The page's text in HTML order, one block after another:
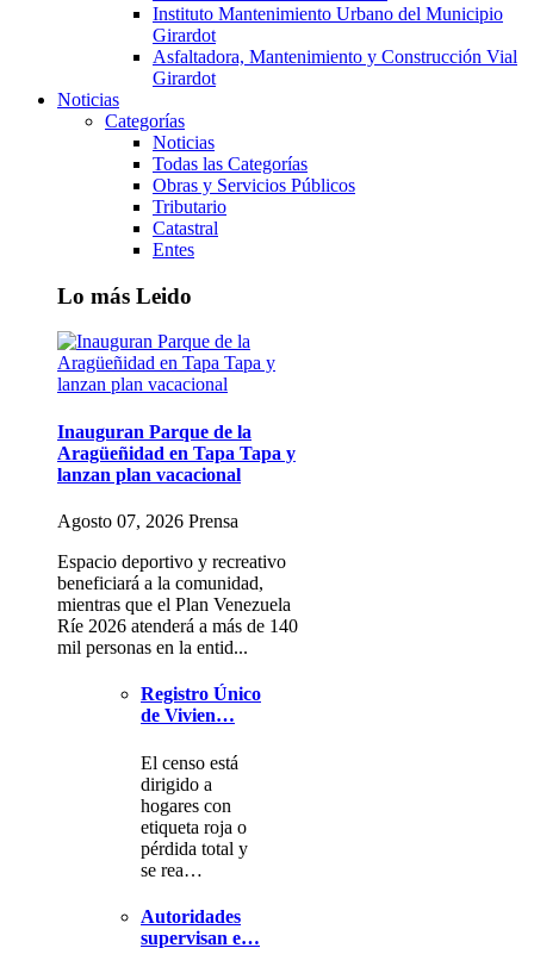
Instituto Mantenimiento Urbano del Municipio
Girardot
Asfaltadora, Mantenimiento y Construcción Vial
Girardot
Noticias
Categorías
Noticias
Todas las Categorías
Obras y Servicios Públicos
Tributario
Catastral
Entes
Lo más Leido
Inauguran Parque de la
Aragüeñidad en Tapa Tapa y
lanzan plan vacacional
Agosto 07, 2026 Prensa
Espacio deportivo y recreativo
beneficiará a la comunidad,
mientras que el Plan Venezuela
Ríe 2026 atenderá a más de 140
mil personas en la entid...
Registro Único
de Vivien…
El censo está
dirigido a
hogares con
etiqueta roja o
pérdida total y
se rea…
Autoridades
supervisan e…